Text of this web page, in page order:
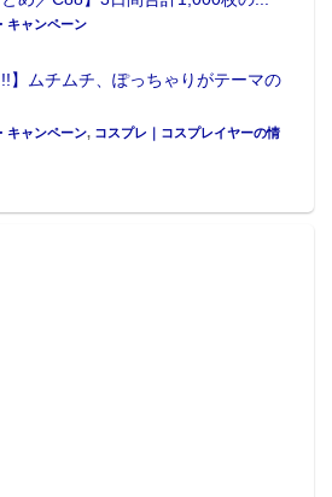
キャンペーン
!!】ムチムチ、ぽっちゃりがテーマの
キャンペーン, コスプレ｜コスプレイヤーの情